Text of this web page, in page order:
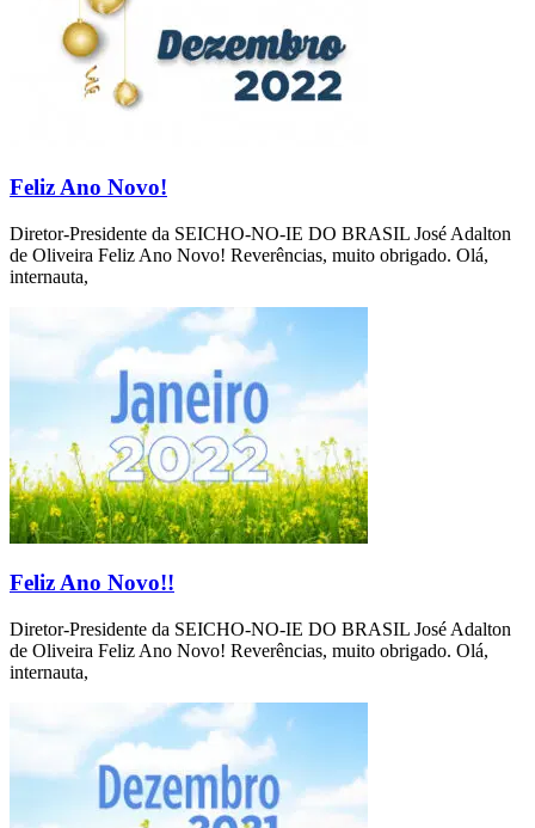
Feliz Ano Novo!
Diretor-Presidente da SEICHO-NO-IE DO BRASIL José Adalton
de Oliveira Feliz Ano Novo! Reverências, muito obrigado. Olá,
internauta,
Feliz Ano Novo!!
Diretor-Presidente da SEICHO-NO-IE DO BRASIL José Adalton
de Oliveira Feliz Ano Novo! Reverências, muito obrigado. Olá,
internauta,